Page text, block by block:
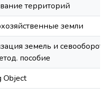
территорий
земли
земель и
пособие
Object